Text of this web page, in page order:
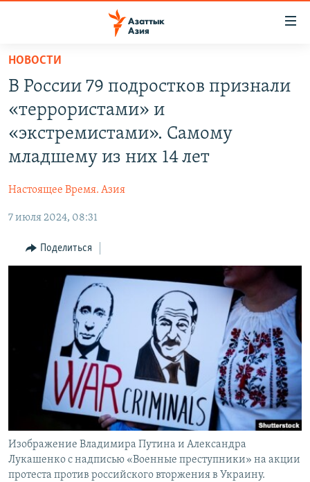
Вернуться
основному
содержанию
Вернутся
главной
Вернутся
ВОЙНА В УКРАИНЕ
ЎЗБЕКЧА
ТОҶИКӢ
TÜRKMENÇE
ПОДПИШИТЕСЬ НА НАС В СОЦСЕТЯХ
Все сайты РСЕ/РС
НОВОСТИ
В России 79 подростков признали
«террористами» и
«экстремистами». Самому
младшему из них 14 лет
Настоящее Время. Азия
7 июля 2024, 08:31
Поделиться
Изображение Владимира Путина и Александра
Лукашенко с надписью «Военные преступники» на акции
протеста против российского вторжения в Украину.